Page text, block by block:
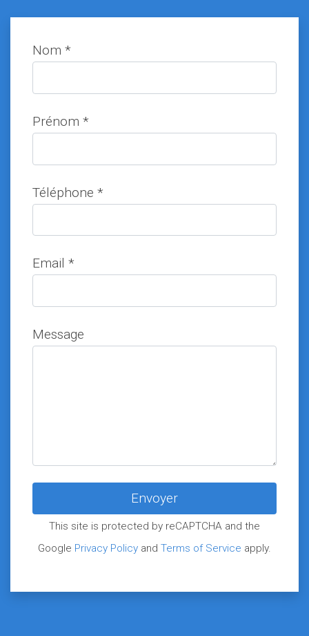
Nom *
Prénom *
Téléphone *
Email *
Message
This site is protected by reCAPTCHA and the
Google Privacy Policy and Terms of Service apply.